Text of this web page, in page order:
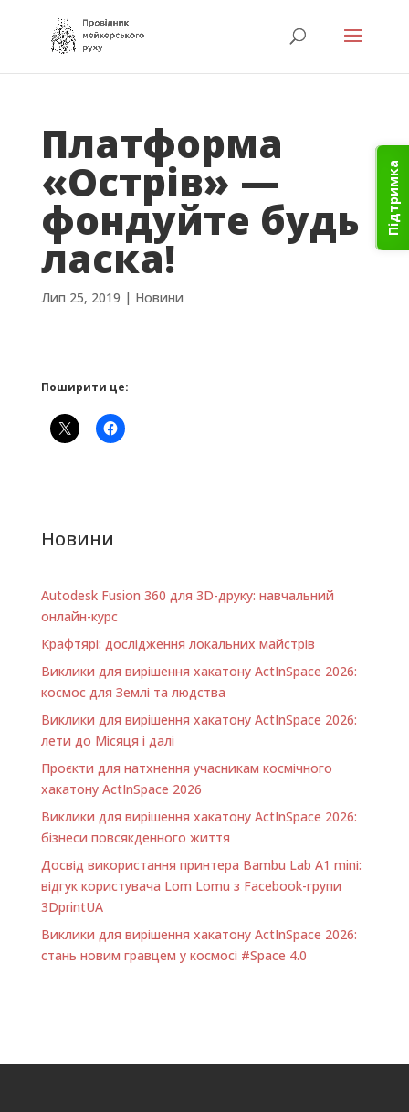
Підтримка
Платформа
«Острів» —
фондуйте будь
ласка!
Лип 25, 2019 | Новини
Поширити це:
Новини
Autodesk Fusion 360 для 3D-друку: навчальний
онлайн-курс
Крафтярі: дослідження локальних майстрів
Виклики для вирішення хакатону ActInSpace 2026:
космос для Землі та людства
Виклики для вирішення хакатону ActInSpace 2026:
лети до Місяця і далі
Проєкти для натхнення учасникам космічного
хакатону ActInSpace 2026
Виклики для вирішення хакатону ActInSpace 2026:
бізнеси повсякденного життя
Досвід використання принтера Bambu Lab A1 minі:
відгук користувача Lom Lomu з Facebook-групи
3DprintUA
Виклики для вирішення хакатону ActInSpace 2026:
стань новим гравцем у космосі #Space 4.0